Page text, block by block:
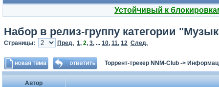
Устойчивый к
Набор в релиз-группу категории
Страницы: Пред. 1, 2, 3, ... 10, 11, 12 След.
Торрент-трекер NNM-Club ->
Автор